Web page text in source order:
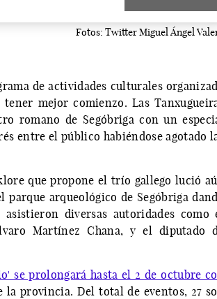
Fotos: Twitter Miguel Ángel
de actividades culturales
mejor comienzo. Las
romano de Segóbriga con un
entre el público habiéndose agotado
que propone el trío gallego lució
parque arqueológico de Segóbriga
diversas autoridades como
Martínez Chana, y el diputado
se prolongará hasta el 2 de octubre
la provincia. Del total de eventos, 27